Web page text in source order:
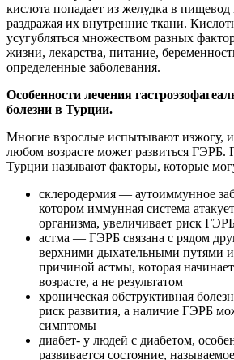
кислота попадает из желудка в
раздражая их внутренние ткани.
усугубляться множеством разных
жизни, лекарства, питание,
определенные заболевания.
Особенности лечения
болезни в Турции.
Многие взрослые испытывают изжогу,
любом возрасте может развиться ГЭРБ.
Турции называют факторы, которые
склеродермия — аутоиммунное
котором иммунная система
организма, увеличивает риск
астма — ГЭРБ связана с рядом
верхними дыхательными путями
причиной астмы, которая
возрасте, а не результатом
хроническая обструктивная
риск развития, а наличие ГЭРБ
симптомы
диабет- у людей с диабетом,
развивается состояние,